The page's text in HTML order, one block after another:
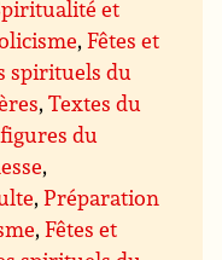
et
,Fêtes et
spirituels du
,Textes du
du
,
,Préparation
,Fêtes et